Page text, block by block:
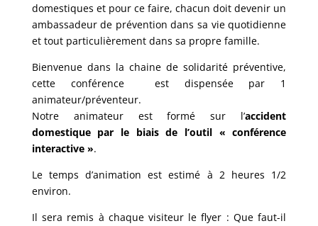
domestiques et pour ce faire, chacun doit devenir un
ambassadeur de prévention dans sa vie quotidienne
et tout particulièrement dans sa propre famille.
Bienvenue dans la chaine de solidarité préventive,
cette conférence est dispensée par 1
animateur/préventeur.
Notre animateur est formé sur l’accident
domestique par le biais de l’outil « conférence
interactive ».
Le temps d’animation est estimé à 2 heures 1/2
environ.
Il sera remis à chaque visiteur le flyer : Que faut-il